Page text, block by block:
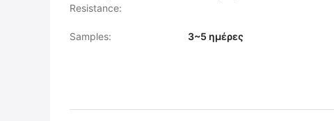
Resistance:
Samples: 3~5 ημέρες